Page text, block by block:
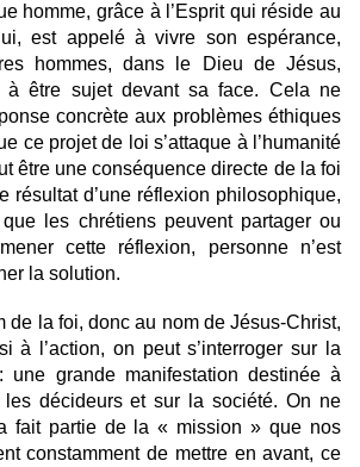
homme, grâce à l’Esprit qui réside au
est appelé à vivre son espérance,
hommes, dans le Dieu de Jésus,
être sujet devant sa face. Cela ne
concrète aux problèmes éthiques
ce projet de loi s’attaque à l’humanité
être une conséquence directe de la foi
résultat d’une réflexion philosophique,
les chrétiens peuvent partager ou
cette réflexion, personne n’est
la solution.
de la foi, donc au nom de Jésus-Christ,
à l’action, on peut s’interroger sur la
une grande manifestation destinée à
décideurs et sur la société. On ne
fait partie de la « mission » que nos
constamment de mettre en avant, ce